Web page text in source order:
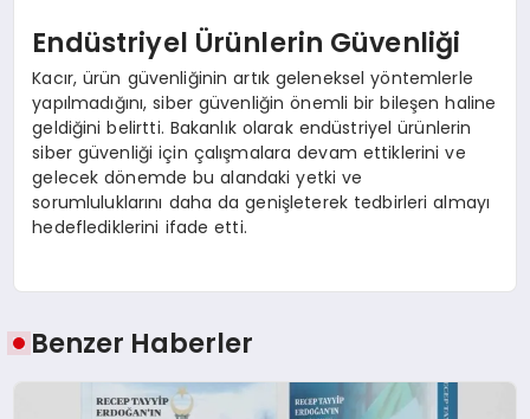
Endüstriyel Ürünlerin Güvenliği
Kacır, ürün güvenliğinin artık geleneksel yöntemlerle
yapılmadığını, siber güvenliğin önemli bir bileşen haline
geldiğini belirtti. Bakanlık olarak endüstriyel ürünlerin
siber güvenliği için çalışmalara devam ettiklerini ve
gelecek dönemde bu alandaki yetki ve
sorumluluklarını daha da genişleterek tedbirleri almayı
hedeflediklerini ifade etti.
Benzer Haberler